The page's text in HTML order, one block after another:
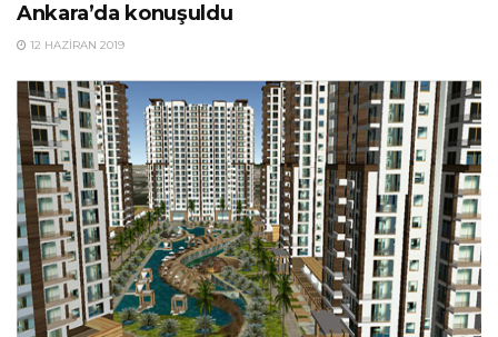
Ankara’da konuşuldu
12 HAZIRAN 2019